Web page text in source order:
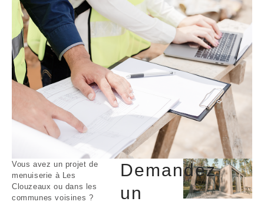
Demandez
un
Vous avez un projet de
menuiserie à Les
Clouzeaux ou dans les
communes voisines ?